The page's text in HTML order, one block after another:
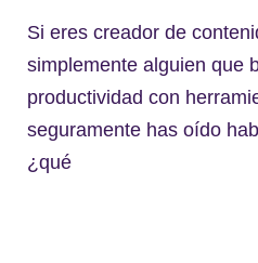
Si eres creador de
simplemente alguien que
productividad con
seguramente has oído
¿qué